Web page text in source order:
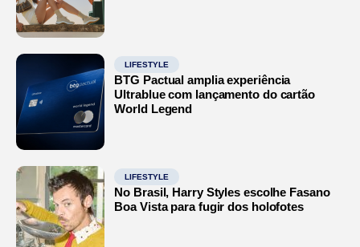
LIFESTYLE
BTG Pactual amplia experiência
Ultrablue com lançamento do cartão
World Legend
LIFESTYLE
No Brasil, Harry Styles escolhe Fasano
Boa Vista para fugir dos holofotes